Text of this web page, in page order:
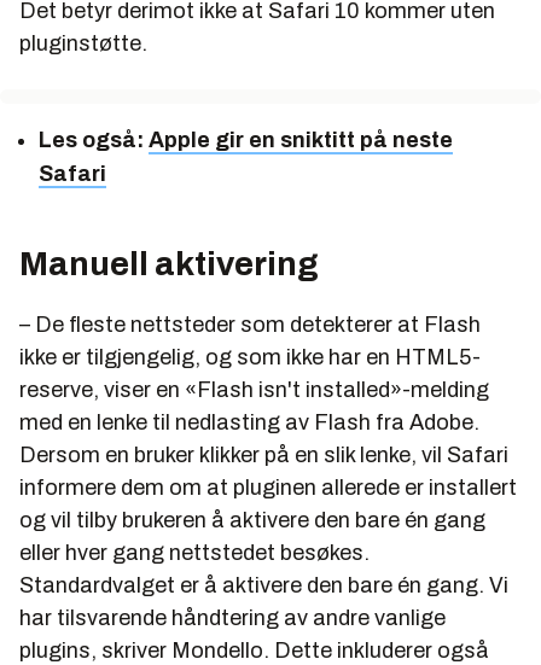
Det betyr derimot ikke at Safari 10 kommer uten
pluginstøtte.
Les også: Apple gir en sniktitt på neste
Safari
Manuell aktivering
– De fleste nettsteder som detekterer at Flash
ikke er tilgjengelig, og som ikke har en HTML5-
reserve, viser en «Flash isn't installed»-melding
med en lenke til nedlasting av Flash fra Adobe.
Dersom en bruker klikker på en slik lenke, vil Safari
informere dem om at pluginen allerede er installert
og vil tilby brukeren å aktivere den bare én gang
eller hver gang nettstedet besøkes.
Standardvalget er å aktivere den bare én gang. Vi
har tilsvarende håndtering av andre vanlige
plugins, skriver Mondello. Dette inkluderer også